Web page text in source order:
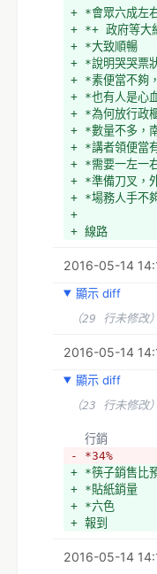
+ 宣達事情：中
+ *回收口譯設
+ gj
+ *無線電：
+ *明天試試看
+ 議程
+ *會眾六成左
+ *+ 政府等大
+ *大致順暢
+ *說明哭哭票
+ *素便當不夠
+ *也有人是心
+ *為何放行政
+ *數量不多，
+ *講者領便當
+ *需要一左一
+ *準備刀叉，
+ *場務人手不
+
+ 線路
2016-05-14
顯示 diff
（29 行未修改）
2016-05-14
顯示 diff
（23 行未修改）
  行銷
- *34%
+ *筷子銷售比
+ *貼紙銷量
+ *六色
+ 報到
2016-05-14